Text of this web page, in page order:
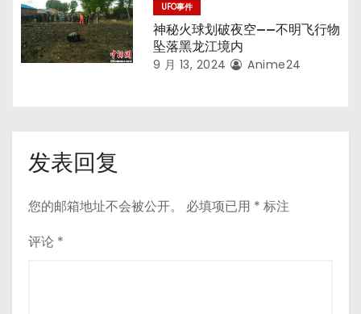
UFO事件
神秘火球划破夜空——不明飞行物
坠落黑龙江境内
9 月 13, 2024 Anime24
发表回复
您的邮箱地址不会被公开。 必填项已用 * 标注
评论 *